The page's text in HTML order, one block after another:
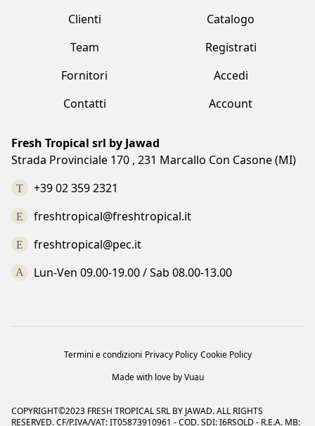
Clienti
Team
Fornitori
Contatti
Catalogo
Registrati
Accedi
Account
Fresh Tropical srl by Jawad
Strada Provinciale 170 , 231 Marcallo Con Casone (MI)
+39 02 359 2321
freshtropical@freshtropical.it
freshtropical@pec.it
Lun-Ven 09.00-19.00 / Sab 08.00-13.00
Termini e condizioni Privacy Policy Cookie Policy
Made with love by Vuau
COPYRIGHT©2023 FRESH TROPICAL SRL BY JAWAD. ALL RIGHTS
RESERVED. CF/P.IVA/VAT: IT05873910961 - COD. SDI: I6RSOLD - R.E.A. MB: